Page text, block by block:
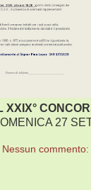
27
Nessun commento: